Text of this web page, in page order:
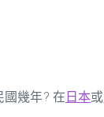
國幾年? 在 日本或